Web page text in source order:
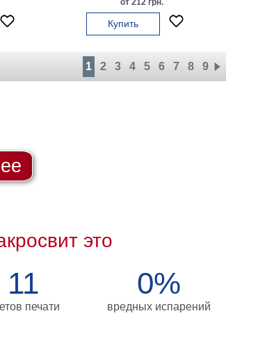
от 212 грн.
Купить
1 2 3 4 5 6 7 8 9
это
11
печати
0%
вредных испарений